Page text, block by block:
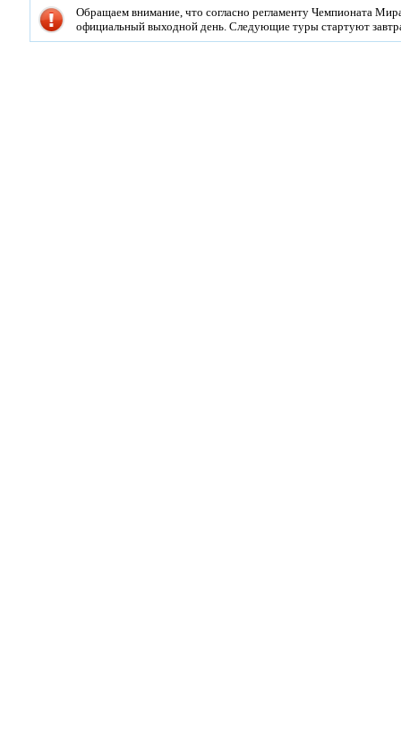
Обращаем внимание, что согласно регламенту Чемпионата
официальный выходной день. Следующие туры стартуют